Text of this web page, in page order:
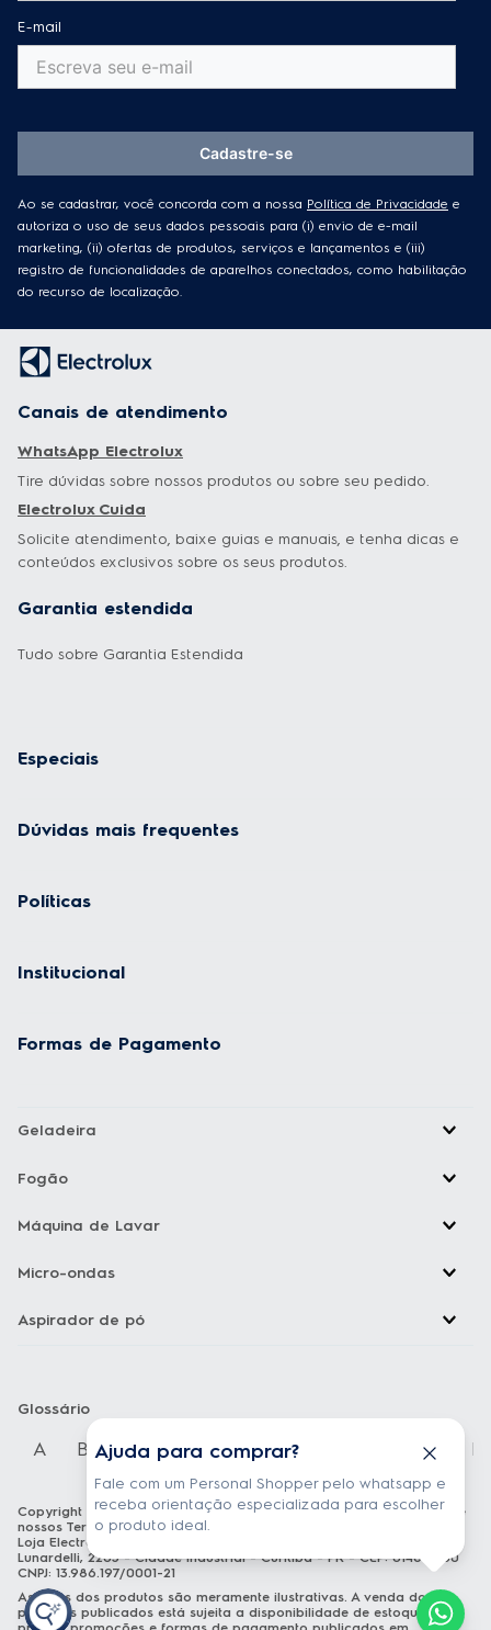
Ajuda para comprar?
Fale com um Personal Shopper pelo whatsapp e
receba orientação especializada para escolher
o produto ideal.
E-mail
Ao se cadastrar, você concorda com a nossa Política de Privacidade e
autoriza o uso de seus dados pessoais para (i) envio de e-mail
marketing, (ii) ofertas de produtos, serviços e lançamentos e (iii)
registro de funcionalidades de aparelhos conectados, como habilitação
do recurso de localização.
Cadastre-se
Canais de atendimento
WhatsApp Electrolux
Tire dúvidas sobre nossos produtos ou sobre seu pedido.
Electrolux Cuida
Solicite atendimento, baixe guias e manuais, e tenha dicas e
conteúdos exclusivos sobre os seus produtos.
Garantia estendida
Tudo sobre Garantia Estendida
Especiais
Dúvidas mais frequentes
Políticas
Institucional
Formas de Pagamento
Geladeira
Fogão
Máquina de Lavar
Micro-ondas
Aspirador de pó
Glossário
A B C D E F G J K
Copyright Electrolux © 2026 — Todos os direitos reservados. Acesse
nossos Termos e condiçõese
Loja Electrolux Comércio virtual de eletrodomésticos LTDA Rua João
Lunardelli, 2205 - Cidade Industrial - Curitiba - PR - CEP: 81460-100
CNPJ: 13.986.197/0001-21
As fotos dos produtos são meramente ilustrativas. A venda dos
produtos publicados está sujeita a disponibilidade de estoque. Os